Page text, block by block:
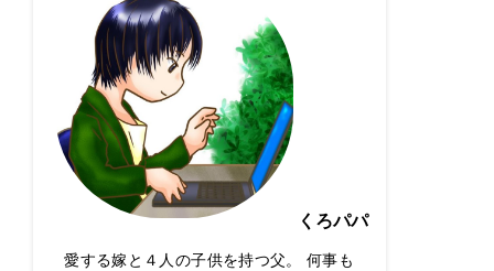
くろパパ
愛する嫁と４人の子供を持つ父。 何事も